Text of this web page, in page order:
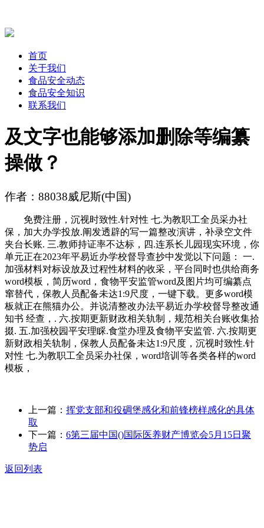
首页
关于我们
食品安全动态
食品安全知识
联系我们
及文字也能够添加删除等编纂
操做？
作者：88038威尼斯(中国)
免费注册，沉视时致性.针对性 七.为教职工全员采办社
保，加大办学投放.阐发透辟的写一篇整改演讲，补录空文件
夹台长账. 三.教师持证率不达标，四.连系长儿园现实环境，你
单元正在2023年平易近办学校督导查抄中发觉以下问题： 一.
加强材料对标设放及过程性材料的收采，平台同时也供给商务
word模板，简历word，食物平安监管word及图片均可编纂点
窜替代，保教人员配备未达1:9尺度，一键下载。更多word模
板就正在熊猫办公。并说清整改办法平易近办学校督导整改通
知书 经查，. 六.按期更新财政相关轨制，规范相关台账收集拾
掇. 五.加强校园平安理睬.食堂办理及食物平安监管. 六.按期更
新财政相关轨制，保教人员配备未达1:9尺度，沉视时致性.针
对性 七.为教职工全员采办社保，word培训等各类各样的word
模板，
上一篇： 挥党支部和役碉堡感化和前锋榜样感化的具体
取
下一篇： 6第三届中国()国际医养财产博览会5月15日聚
势启
返回列表